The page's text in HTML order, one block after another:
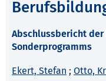
Abschlussbericht
Sonderprogramms
Ekert, Stefan ; Otto,